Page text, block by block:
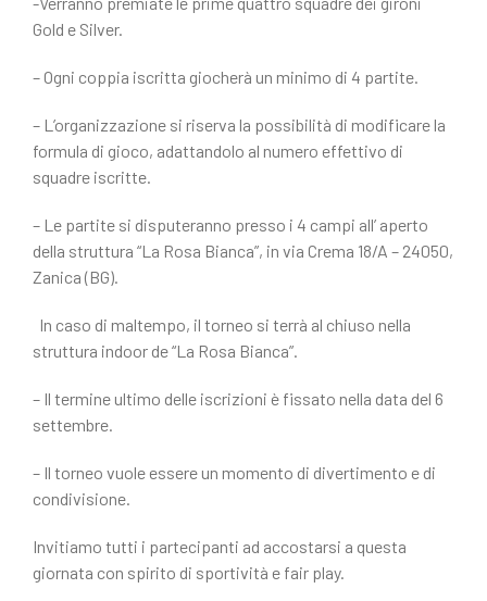
Gold e Silver.
– Ogni coppia iscritta giocherà un minimo di 4 partite.
– L’organizzazione si riserva la possibilità di modificare la
formula di gioco, adattandolo al numero effettivo di
squadre iscritte.
– Le partite si disputeranno presso i 4 campi all’ aperto
della struttura “La Rosa Bianca”, in via Crema 18/A – 24050,
Zanica (BG).
In caso di maltempo, il torneo si terrà al chiuso nella
struttura indoor de “La Rosa Bianca”.
– Il termine ultimo delle iscrizioni è fissato nella data del 6
settembre.
– Il torneo vuole essere un momento di divertimento e di
condivisione.
Invitiamo tutti i partecipanti ad accostarsi a questa
giornata con spirito di sportività e fair play.